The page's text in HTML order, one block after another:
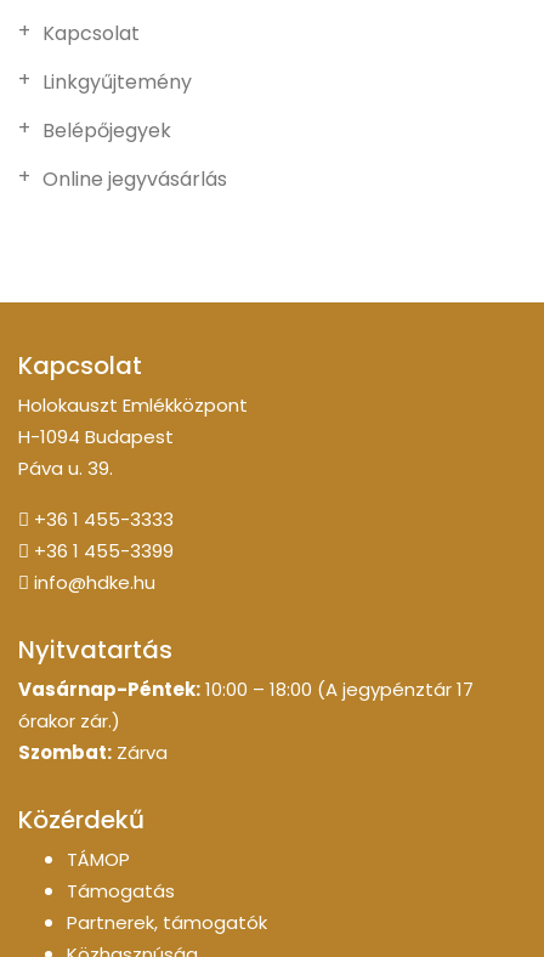
Kapcsolat
Linkgyűjtemény
Belépőjegyek
Online jegyvásárlás
Kapcsolat
Holokauszt Emlékközpont
H-1094 Budapest
Páva u. 39.
+36 1 455-3333
+36 1 455-3399
info@hdke.hu
Nyitvatartás
Vasárnap-Péntek:10:00 – 18:00 (A jegypénztár 17
órakor zár.)
Szombat: Zárva
Közérdekű
TÁMOP
Támogatás
Partnerek, támogatók